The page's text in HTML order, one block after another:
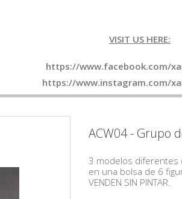
VISIT US HERE:
https://www.facebook.com/
https://www.instagram.com/
ACW04 - Grupo
3 modelos diferentes
en una bolsa de 6
VENDEN SIN PINTAR.